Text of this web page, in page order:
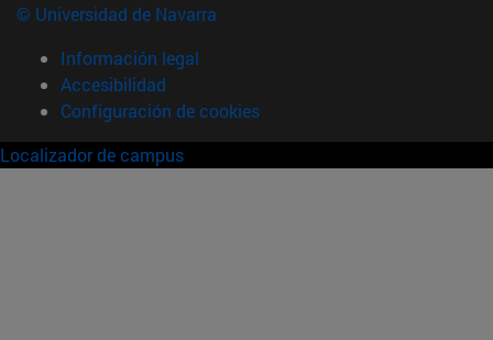
© Universidad de Navarra
Información legal
Accesibilidad
Configuración de cookies
Localizador de campus